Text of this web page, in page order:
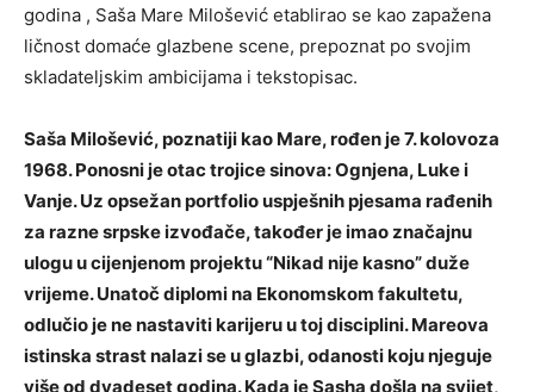
godina , Saša Mare Milošević etablirao se kao zapažena
ličnost domaće glazbene scene, prepoznat po svojim
skladateljskim ambicijama i tekstopisac.
Saša Milošević, poznatiji kao Mare, rođen je 7. kolovoza
1968. Ponosni je otac trojice sinova: Ognjena, Luke i
Vanje. Uz opsežan portfolio uspješnih pjesama rađenih
za razne srpske izvođače, također je imao značajnu
ulogu u cijenjenom projektu “Nikad nije kasno” duže
vrijeme. Unatoč diplomi na Ekonomskom fakultetu,
odlučio je ne nastaviti karijeru u toj disciplini. Mareova
istinska strast nalazi se u glazbi, odanosti koju njeguje
više od dvadeset godina. Kada je Sasha došla na svijet,